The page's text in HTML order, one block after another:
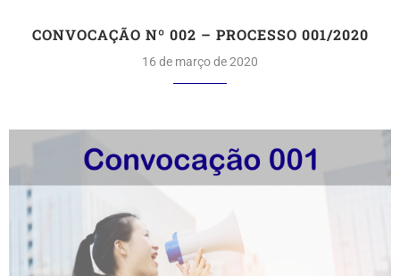
CONVOCAÇÃO Nº 002 – PROCESSO 001/2020
16 de março de 2020